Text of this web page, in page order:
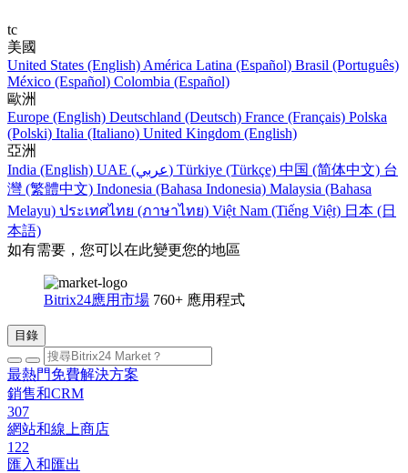
tc
美國
United States (English) América Latina (Español) Brasil (Português)
México (Español) Colombia (Español)
歐洲
Europe (English) Deutschland (Deutsch) France (Français) Polska
(Polski) Italia (Italiano) United Kingdom (English)
亞洲
India (English)
UAE (عربي) Türkiye (Türkçe) 中国 (简体中文) 台
灣 (繁體中文) Indonesia (Bahasa Indonesia) Malaysia (Bahasa
Melayu) ประเทศไทย (ภาษาไทย) Việt Nam (Tiếng Việt) 日本 (日
本語)
如有需要，您可以在此變更您的地區
Bitrix24應用市場 760+ 應用程式
目錄
最熱門免費解決方案
銷售和CRM
307
網站和線上商店
122
匯入和匯出